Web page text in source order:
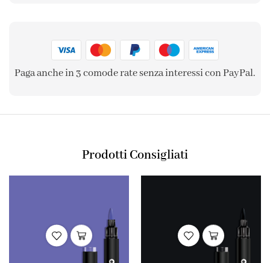
Paga anche in 3 comode rate senza interessi con PayPal.
Prodotti Consigliati